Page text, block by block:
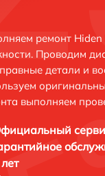
ремонт
Проводим
детали и
выполняем